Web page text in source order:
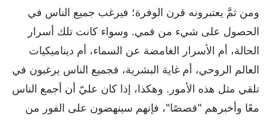
ومن ثمَّ يعتبرونه قرن الوفرة؛ فيرغب جميع الناس في
الحصول على شيء من فمي. وسواء كانت تلك أسرار
الحالة، أم الأسرار الغامضة عن السماء، أم ديناميكيات
العالم الروحي، أم غاية البشرية، فجميع الناس يرغبون في
تلقي مثل هذه الأمور. وهكذا، إذا كان عليّ أن أجمع الناس
معًا وأخبرهم "قصصًا"، فإنهم سينهضون على الفور من